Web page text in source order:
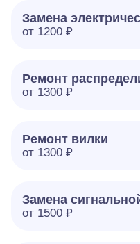
Замена
от 1200 ₽
Ремонт
от 1300 ₽
Ремонт вилки
от 1300 ₽
Замена
от 1500 ₽